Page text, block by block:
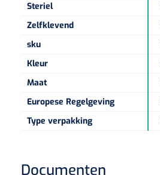
Steriel
Zelfklevend
sku
Kleur
Maat
Europese Regelgeving
Type verpakking
Documenten